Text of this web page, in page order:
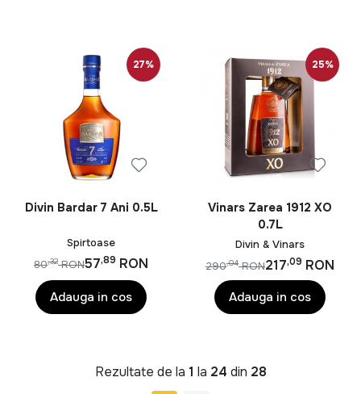
27%
Divin Bardar 7 Ani 0.5L
Spirtoase
57,89 RON
80,32 RON
Adauga in cos
25%
Vinars Zarea 1912 XO
0.7L
Divin & Vinars
217,09 RON
290,04 RON
Adauga in cos
Rezultate de la 1 la 24 din 28